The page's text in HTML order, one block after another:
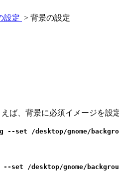
設定 > 背景の設定
ば、背景に必須イメージを設
/desktop/gnome/
/desktop/gnome/